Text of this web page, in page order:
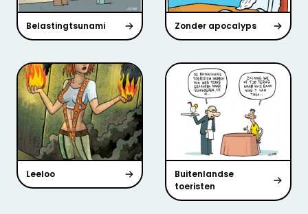
Belastingtsunami Zonder apocalyps
Leeloo
Buitenlandse
toeristen